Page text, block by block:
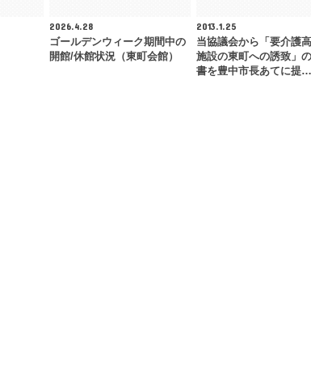
2026.4.28
ゴールデンウィーク期間中の
開館/休館状況（東町会館）
2013.1.25
当協議会から「要介護
施設の東町への誘致」
書を豊中市長あてに提…